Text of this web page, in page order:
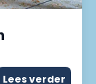
Lees verder